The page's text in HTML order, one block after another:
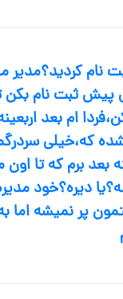
نام کردید؟مدیر
پیش ثبت نام بکن
ام بعد
که،خیلی
بعد برم که تا اون
دیره؟خود
پر نمیشه